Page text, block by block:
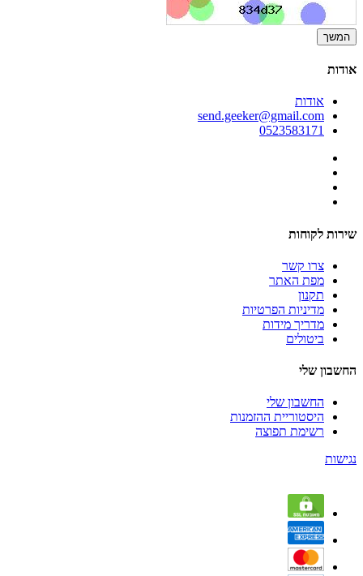
אודות
אודות
send.geeker@gmail.com
0523583171
שירות לקוחות
צרו קשר
מפת האתר
תקנון
מדיניות הפרטיות
מדריך מידות
ביטולים
החשבון שלי
החשבון שלי
היסטוריית ההזמנות
רשימת תפוצה
נגישות